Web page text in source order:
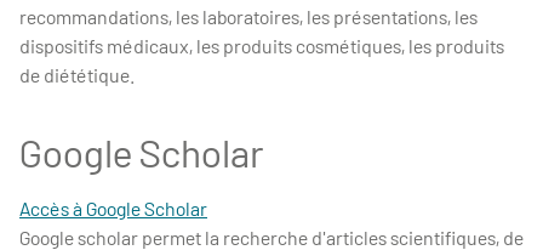
recommandations, les laboratoires, les présentations, les
dispositifs médicaux, les produits cosmétiques, les produits
de diététique.
Google Scholar
Accès à Google Scholar
Google scholar permet la recherche d'articles scientifiques, de